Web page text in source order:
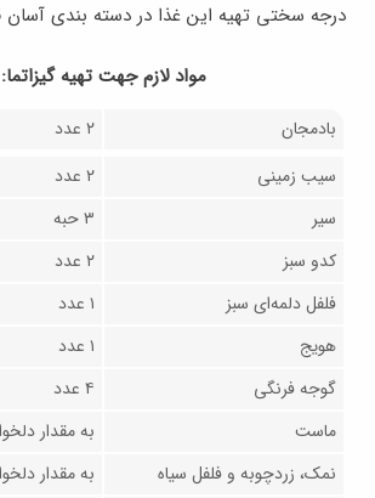
درجه سختی تهیه این غذا در دسته بندی آسان
مواد لازم جهت تهيه گیزاتما:
بادمجان
۲ عدد
سیب زمینی
۲ عدد
سیر
۳ حبه
کدو سبز
۲ عدد
فلفل دلمه‌ای سبز
۱ عدد
هویج
۱ عدد
گوجه فرنگی
۴ عدد
ماست
به مقدار
نمک، زردچوبه و فلفل سیاه
به مقدار